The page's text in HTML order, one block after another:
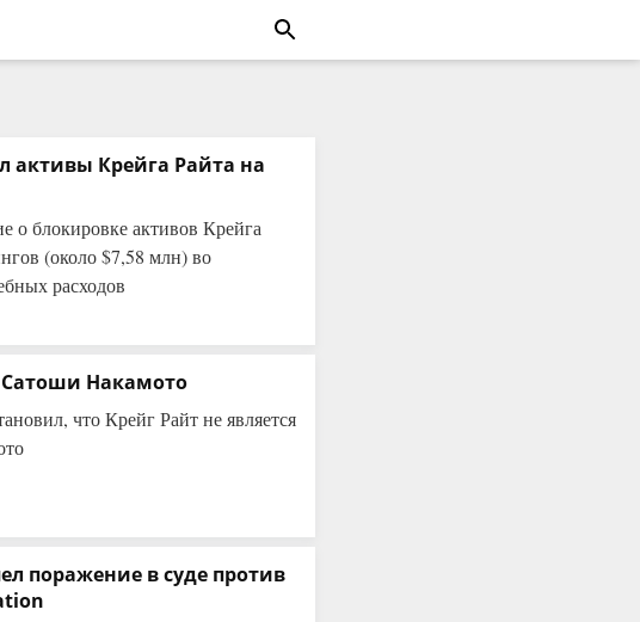
активы Крейга Райта на
о блокировке активов Крейга
(около $7,58 млн) во
расходов
Сатоши Накамото
что Крейг Райт не является
поражение в суде против